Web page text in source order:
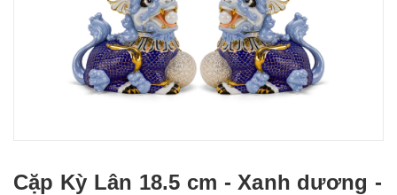
Cặp Kỳ Lân 18.5 cm - Xanh dương -